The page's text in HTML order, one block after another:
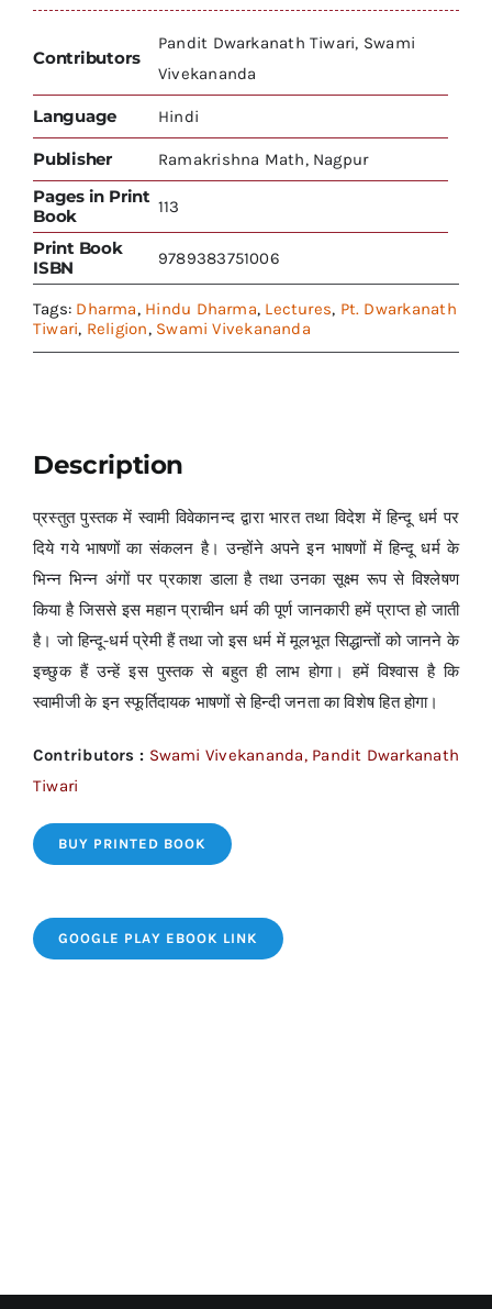
Contributors
Pandit Dwarkanath Tiwari, Swami
Vivekananda
Language Hindi
Publisher Ramakrishna Math, Nagpur
Pages in Print
Book
113
Print Book
ISBN
9789383751006
Tags: Dharma, Hindu Dharma, Lectures, Pt. Dwarkanath
Tiwari, Religion, Swami Vivekananda
Description
प्रस्तुत पुस्तक में स्वामी विवेकानन्द द्वारा भारत तथा विदेश में हिन्दू धर्म पर
दिये गये भाषणों का संकलन है। उन्होंने अपने इन भाषणों में हिन्दू धर्म के
भिन्न भिन्न अंगों पर प्रकाश डाला है तथा उनका सूक्ष्म रूप से विश्लेषण
किया है जिससे इस महान प्राचीन धर्म की पूर्ण जानकारी हमें प्राप्त हो जाती
है। जो हिन्दू-धर्म प्रेमी हैं तथा जो इस धर्म में मूलभूत सिद्धान्तों को जानने के
इच्छुक हैं उन्हें इस पुस्तक से बहुत ही लाभ होगा। हमें विश्वास है कि
स्वामीजी के इन स्फूर्तिदायक भाषणों से हिन्दी जनता का विशेष हित होगा।
Contributors : Swami Vivekananda, Pandit Dwarkanath
Tiwari
BUY PRINTED BOOK
GOOGLE PLAY EBOOK LINK